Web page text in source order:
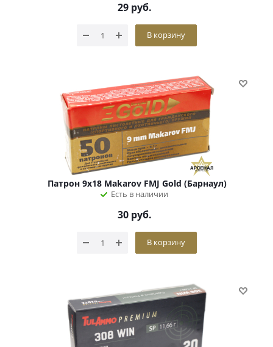
29 руб.
В корзину
Патрон 9х18 Makarov FMJ Gold (Барнаул)
Есть в наличии
30 руб.
В корзину